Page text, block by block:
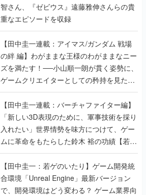
【田中圭一連載：アイマス/ガンダム 戦場
の絆 編】わがままな王様のわがままなニー
ズを満たす！──小山順一朗が貫く姿勢に、
ゲームクリエイターとしての矜持を見た
【若ゲのいたり最終回】
【田中圭一連載：バーチャファイター編】
「新しい3D表現のために、軍事技術を採り
入れたい」世界情勢を味方につけて、ゲー
ムに革命をもたらした鈴木 裕の功績【若ゲ
のいたり】
【田中圭一：若ゲのいたり】ゲーム開発統
合環境「Unreal Engine」最新バージョン
で、開発環境はどう変わる？ ゲーム業界向
けソリューションイベント「GTMF2019」
に行って、より理解を深めよう【PR】
【田中圭一連載：サイバーコネクトツー